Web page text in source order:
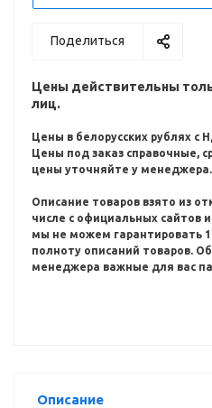
Поделиться
Цены действительны
лиц.
Цены в белорусских рублях с
Цены под заказ справочные,
цены уточняйте у менеджера.
Описание товаров взято из
числе с официальных сайтов
мы не можем гарантировать
полноту описаний товаров.
менеджера важные для вас
Описание